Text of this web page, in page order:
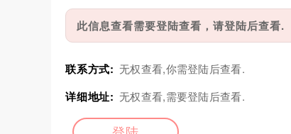
此信息查看需要登陆查看，请登陆后查看.
联系方式: 无权查看,你需登陆后查看.
详细地址: 无权查看,需要登陆后查看.